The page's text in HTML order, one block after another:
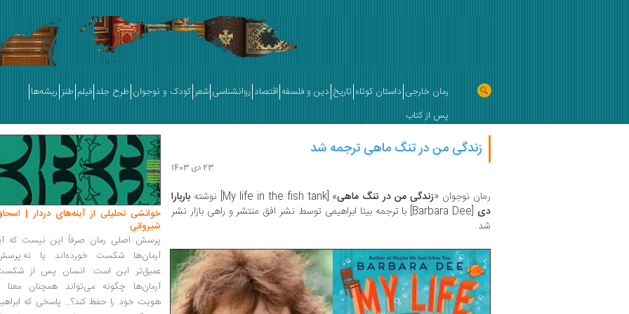
رمان خارجی داستان کوتاه تاریخ دین و فلسفه اقتصاد روانشناسی شعر کودک و نوجوان طرح جلد فیلم طنز ریشه‌ها
پس از کتاب
زندگی من در تنگ ماهی ترجمه شد
23 دی 1403
رمان نوجوان «زندگی من در تنگ ماهی» [My life in the fish tank] نوشته
باربارا
دی
[Barbara Dee] با ترجمه بیتا ابراهیمی توسط نشر افق منتشر و راهی بازار نشر
شد.
خوانشی تحلیلی از آینه‌های دردار |
شیروانی
پرسش اصلی رمان صرفاً این نیست که
آرمان‌ها شکست خورده‌اند یا
عمیق‌تر این است: انسان پس از
آرمان‌ها چگونه می‌تواند همچنان معنا
هویت خود را حفظ کند؟... پاسخی که